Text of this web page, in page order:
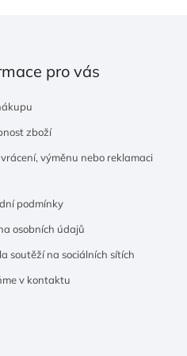
pro vás
zboží
vrácení, výměnu nebo reklamaci
podmínky
osobních údajů
soutěží na sociálních sítích
v kontaktu